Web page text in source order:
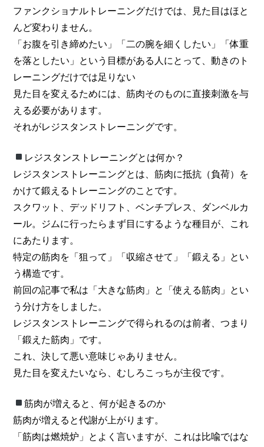
ファンクショナルトレーニングだけでは、見た目はほと
んど変わりません。
「お腹を引き締めたい」「二の腕を細くしたい」「体重
を落としたい」という目標がある人にとって、動きのト
レーニングだけでは足りない
見た目を変えるためには、筋肉そのものに直接刺激を与
える必要があります。
それがレジスタンストレーニングです。
レジスタンストレーニングとは何か？
レジスタンストレーニングとは、筋肉に抵抗（負荷）を
かけて鍛えるトレーニングのことです。
スクワット、デッドリフト、ベンチプレス、ダンベルカ
ール。ジムに行ったらまず目にするような種目が、これ
にあたります。
特定の筋肉を「狙って」「収縮させて」「鍛える」とい
う構造です。
前回の記事で私は「大きな筋肉」と「使える筋肉」とい
う分け方をしました。
レジスタンストレーニングで得られるのは前者、つまり
「鍛えた筋肉」です。
これ、決して悪い意味じゃありません。
見た目を変えたいなら、むしろこっちが主役です。
筋肉が増えると、何が起きるのか
筋肉が増えると代謝が上がります。
「筋肉は燃焼炉」とよく言いますが、これは比喩ではな